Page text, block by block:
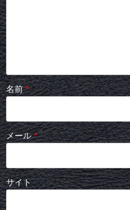
名前*
メール*
サイト